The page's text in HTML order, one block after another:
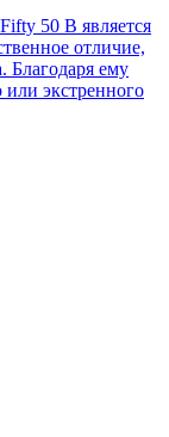
50 В является
отличие,
Благодаря ему
экстренного